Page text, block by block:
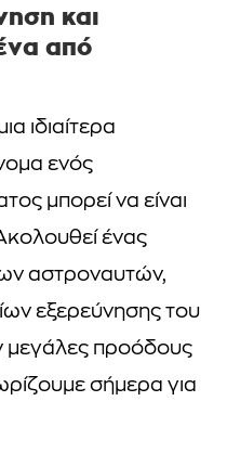
και
από
ιδιαίτερα
ενός
μπορεί να είναι
ένας
αστροναυτών,
εξερεύνησης του
μεγάλες προόδους
σήμερα για